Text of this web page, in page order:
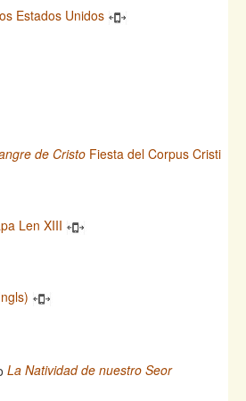
Estados Unidos
de Cristo Fiesta del Corpus Cristi
Len XIII
La Natividad de nuestro Seor